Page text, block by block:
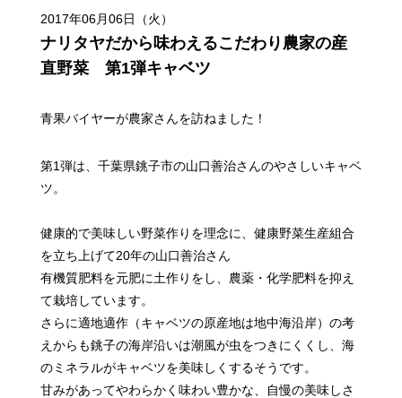
2017年06月06日（火）
ナリタヤだから味わえるこだわり農家の産
直野菜 第1弾キャベツ
青果バイヤーが農家さんを訪ねました！
第1弾は、千葉県銚子市の山口善治さんのやさしいキャベ
ツ。
健康的で美味しい野菜作りを理念に、 健康野菜生産組合
を立ち上げて20年の山口善治さん
有機質肥料を元肥に土作りをし、農薬・化学肥料を抑え
て栽培しています。
さらに適地適作（キャベツの原産地は地中海沿岸）の考
えからも銚子の海岸沿いは潮風が虫をつきにくくし、海
のミネラルがキャベツを美味しくするそうです。
甘みがあってやわらかく味わい豊かな、自慢の美味しさ